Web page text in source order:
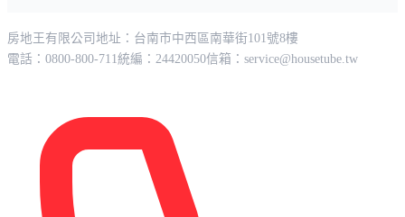
房地王有限公司 地址：台南市中西區南華街101號8樓
電話：0800-800-711統編：24420050信箱： service@housetube.tw